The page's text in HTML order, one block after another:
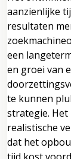
aanzienlijke
resultaten
een
en groei van
te kunnen
strategie.
realistische
dat het
tijd kost